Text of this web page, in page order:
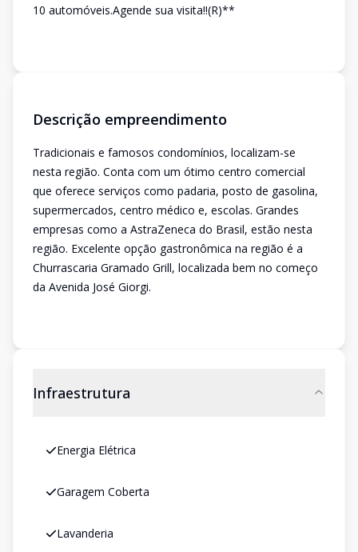
10 automóveis.Agende sua visita!!(R)**
Descrição empreendimento
Tradicionais e famosos condomínios, localizam-se
nesta região. Conta com um ótimo centro comercial
que oferece serviços como padaria, posto de gasolina,
supermercados, centro médico e, escolas. Grandes
empresas como a AstraZeneca do Brasil, estão nesta
região. Excelente opção gastronômica na região é a
Churrascaria Gramado Grill, localizada bem no começo
da Avenida José Giorgi.
Infraestrutura
Energia Elétrica
Garagem Coberta
Lavanderia